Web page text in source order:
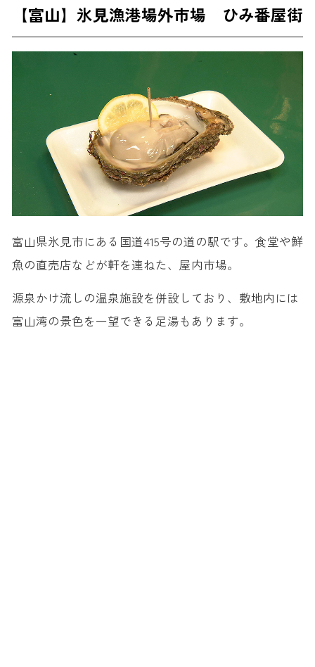
【富山】氷見漁港場外市場 ひみ番屋街
富山県氷見市にある国道415号の道の駅です。食堂や鮮
魚の直売店などが軒を連ねた、屋内市場。
源泉かけ流しの温泉施設を併設しており、敷地内には
富山湾の景色を一望できる足湯もあります。